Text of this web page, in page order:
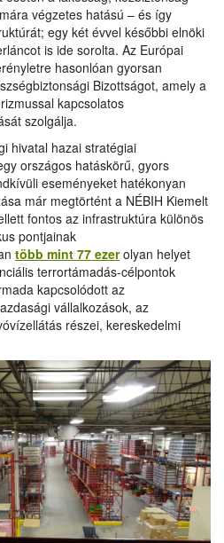
végzetes hatású – és így
egy két évvel későbbi elnöki
is ide sorolta. Az Európai
hasonlóan gyorsan
Bizottságot, amely a
kapcsolatos
szolgálja.
hivatal hazai stratégiai
országos hatáskörű, gyors
eseményeket hatékonyan
már megtörtént a NÉBIH Kiemelt
fontos az infrastruktúra különös
pontjainak
több mint 77 ezerolyan helyet
terrortámadás-célpontok
kapcsolódott az
vállalkozások, az
részei, kereskedelmi